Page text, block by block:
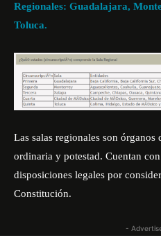
Regionales: Guadalajara,
Toluca.
Las salas regionales son
ordinaria y potestad. Cuentan
disposiciones legales por
Constitución.
-